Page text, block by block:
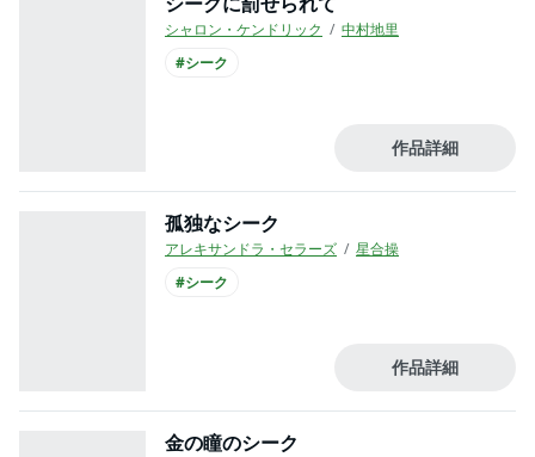
シャロン・ケンドリック
中村地里
#シーク
作品詳細
孤独なシーク
アレキサンドラ・セラーズ
星合操
#シーク
作品詳細
金の瞳のシーク